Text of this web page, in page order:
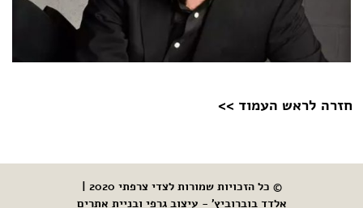
חזרה לראש העמוד >>
© כל הזכויות שמורות לצדי צרפתי 2020 |
אלדד בוברוביץ' - עיצוב גרפי ובניית אתרים